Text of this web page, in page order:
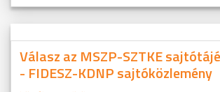
Válasz az MSZP-SZTKE
- FIDESZ-KDNP sajtóközlemény